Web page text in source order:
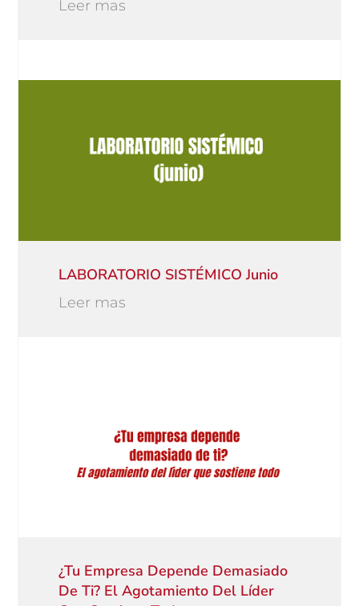
Leer mas
LABORATORIO SISTÉMICO Junio
Leer mas
¿Tu Empresa Depende Demasiado
De Ti? El Agotamiento Del Líder